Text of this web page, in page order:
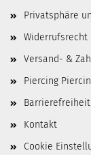
Privatsphäre
Widerrufsrecht
Versand- &
Piercing
Barrierefreiheit
Kontakt
Cookie